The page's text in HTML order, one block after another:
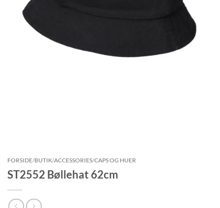
FORSIDE/BUTIK/ACCESSORIES/CAPS OG HUER
ST2552 Bøllehat 62cm